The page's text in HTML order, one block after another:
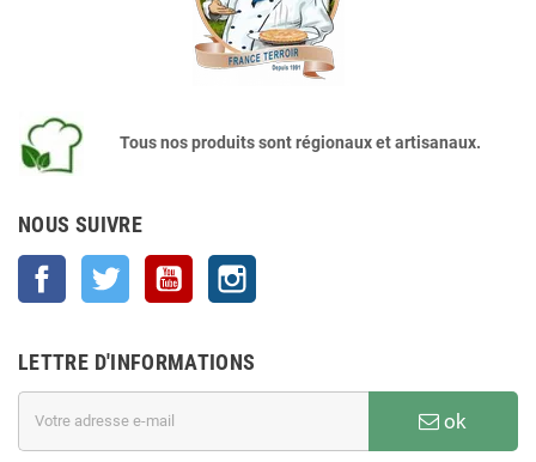
Tous nos produits sont régionaux et artisanaux.
NOUS SUIVRE
Facebook Twitter YouTube
LETTRE D'INFORMATIONS
ok